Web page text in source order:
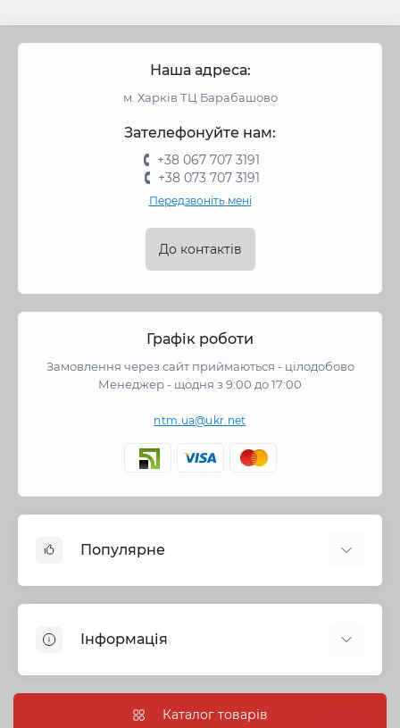
Наша адреса:
м. Харків ТЦ Барабашово
Зателефонуйте нам:
+38 067 707 3191
+38 073 707 3191
Передзвоніть мені
До контактів
Графік роботи
Замовлення через сайт приймаються - цілодобово
Менеджер - щодня з 9:00 до 17:00
ntm.ua@ukr.net
Популярне
Запірна арматура
Труби та фітинги
Насосне обладнання
Інформація
Інформація про доставкуКаталог товарів